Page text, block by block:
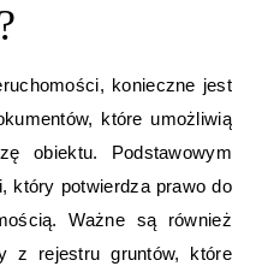
konieczne jest
które umożliwią
obiektu. Podstawowym
który potwierdza prawo do
Ważne są również
z rejestru gruntów, które